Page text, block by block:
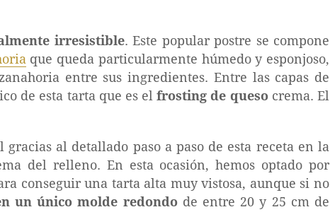
irresistible. Este popular postre se compone
que queda particularmente húmedo y esponjoso,
entre sus ingredientes. Entre las capas de
de esta tarta que es elfrosting de quesocrema. El
al detallado paso a paso de esta receta en la
del relleno. En esta ocasión, hemos optado por
conseguir una tarta alta muy vistosa, aunque si no
un único molde redondode entre 20 y 25 cm de